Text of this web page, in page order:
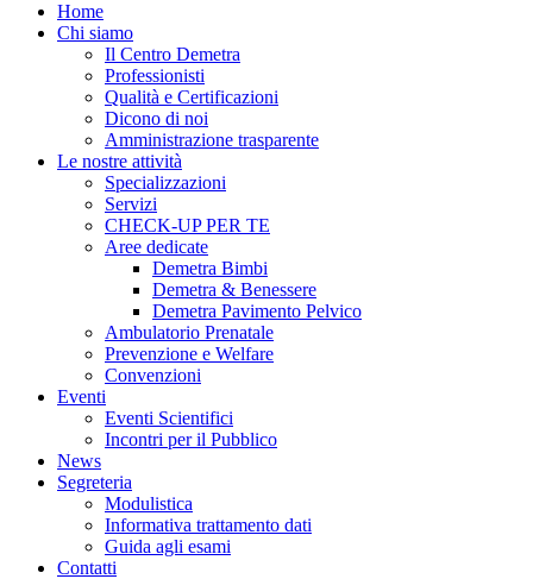
Home
Chi siamo
Il Centro Demetra
Professionisti
Qualità e Certificazioni
Dicono di noi
Amministrazione trasparente
Le nostre attività
Specializzazioni
Servizi
CHECK-UP PER TE
Aree dedicate
Demetra Bimbi
Demetra & Benessere
Demetra Pavimento Pelvico
Ambulatorio Prenatale
Prevenzione e Welfare
Convenzioni
Eventi
Eventi Scientifici
Incontri per il Pubblico
News
Segreteria
Modulistica
Informativa trattamento dati
Guida agli esami
Contatti